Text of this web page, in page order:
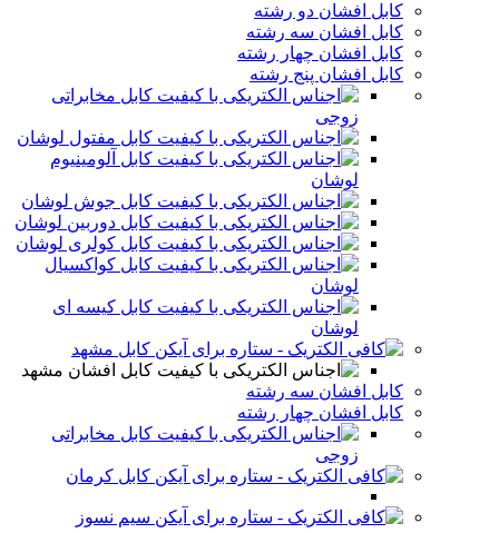
کابل افشان دو رشته
کابل افشان سه رشته
کابل افشان چهار رشته
کابل افشان پنج رشته
کابل مخابراتی
زوجی
کابل مفتول لوشان
کابل آلومینیوم
لوشان
کابل جوش لوشان
کابل دوربین لوشان
کابل کولری لوشان
کابل کواکسیال
لوشان
کابل کیسه ای
لوشان
کابل مشهد
کابل افشان مشهد
کابل افشان سه رشته
کابل افشان چهار رشته
کابل مخابراتی
زوجی
کابل کرمان
سیم نسوز